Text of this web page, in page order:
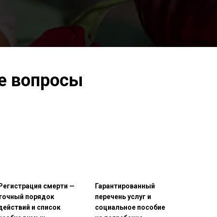
вопросы
смерти —
порядок
и список
Гарантированный
перечень услуг и
социальное пособие